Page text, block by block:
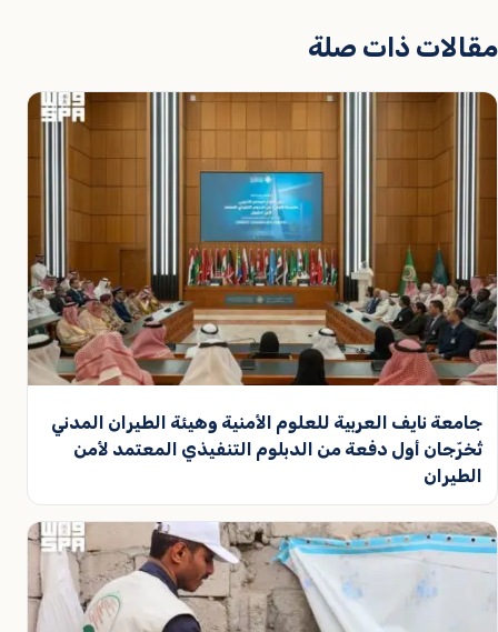
مقالات ذات صلة
جامعة نايف العربية للعلوم الأمنية وهيئة الطيران المدني
تُخرّجان أول دفعة من الدبلوم التنفيذي المعتمد لأمن
الطيران